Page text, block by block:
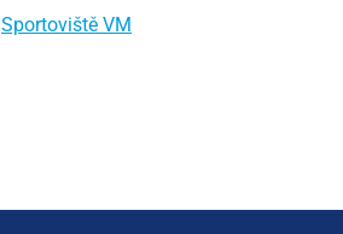
Sportoviště VM